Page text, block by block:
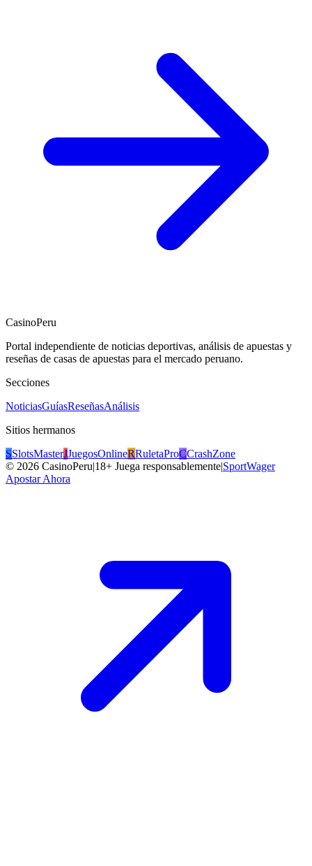
CasinoPeru
Portal independiente de noticias deportivas, análisis de apuestas y
reseñas de casas de apuestas para el mercado peruano.
Secciones
NoticiasGuíasReseñasAnálisis
Sitios hermanos
SSlotsMasterJJuegosOnlineRRuletaProCCrashZone
© 2026 CasinoPeru|18+ Juega responsablemente|SportWager
Apostar Ahora